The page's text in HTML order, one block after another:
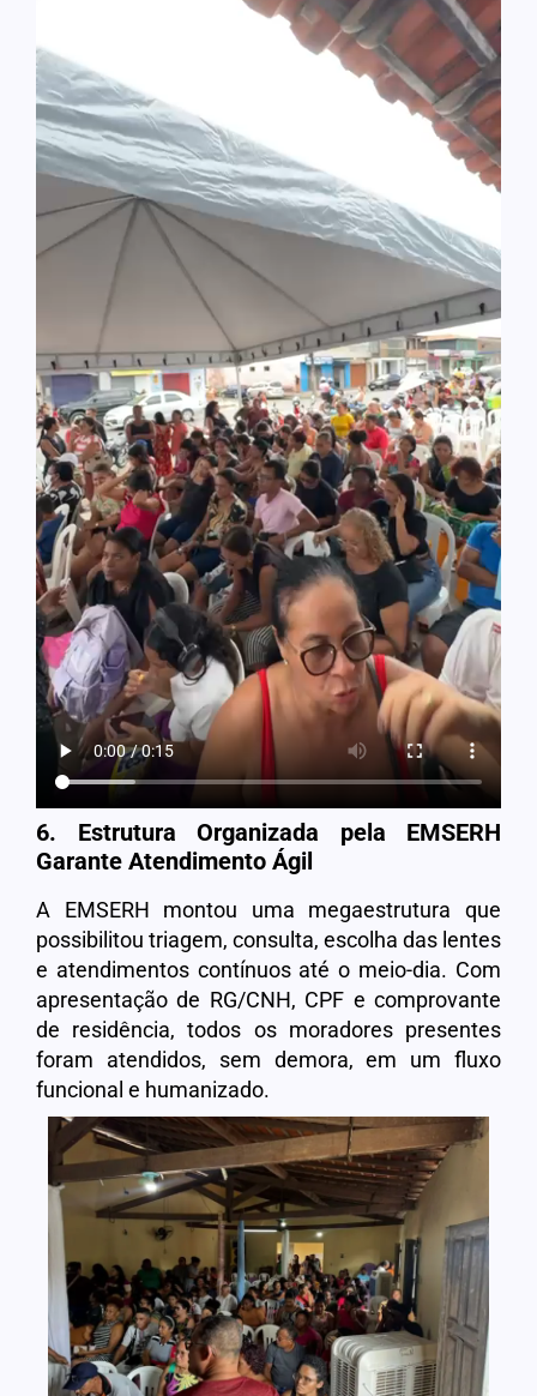
6. Estrutura Organizada pela EMSERH
Garante Atendimento Ágil
A EMSERH montou uma megaestrutura que
possibilitou triagem, consulta, escolha das lentes
e atendimentos contínuos até o meio-dia. Com
apresentação de RG/CNH, CPF e comprovante
de residência, todos os moradores presentes
foram atendidos, sem demora, em um fluxo
funcional e humanizado.